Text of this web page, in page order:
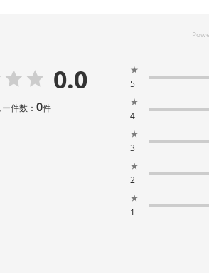
0.0
件数： 0件
★
5
★
4
★
3
★
2
★
1